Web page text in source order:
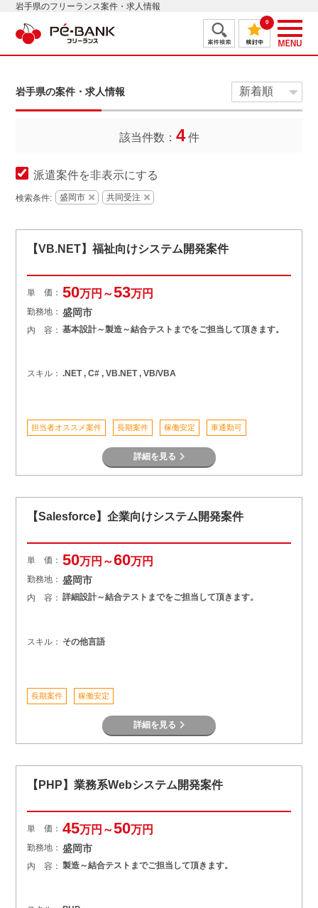
岩手県のフリーランス案件・求人情報
0
岩手県の案件・求人情報
該当件数： 4件
派遣案件を非表示にする
検索条件: 盛岡市 共同受注
【VB.NET】福祉向けシステム開発案件
単 価： 50万円～53万円
勤務地： 盛岡市
内 容： 基本設計～製造～結合テストまでをご担当して頂きます。
スキル： .NET , C# , VB.NET , VB/VBA
担当者オススメ案件 長期案件 稼働安定 車通勤可
詳細を見る
【Salesforce】企業向けシステム開発案件
単 価： 50万円～60万円
勤務地： 盛岡市
内 容： 詳細設計～結合テストまでをご担当して頂きます。
スキル： その他言語
長期案件 稼働安定
詳細を見る
【PHP】業務系Webシステム開発案件
単 価： 45万円～50万円
勤務地： 盛岡市
内 容： 製造～結合テストまでご担当して頂きます。